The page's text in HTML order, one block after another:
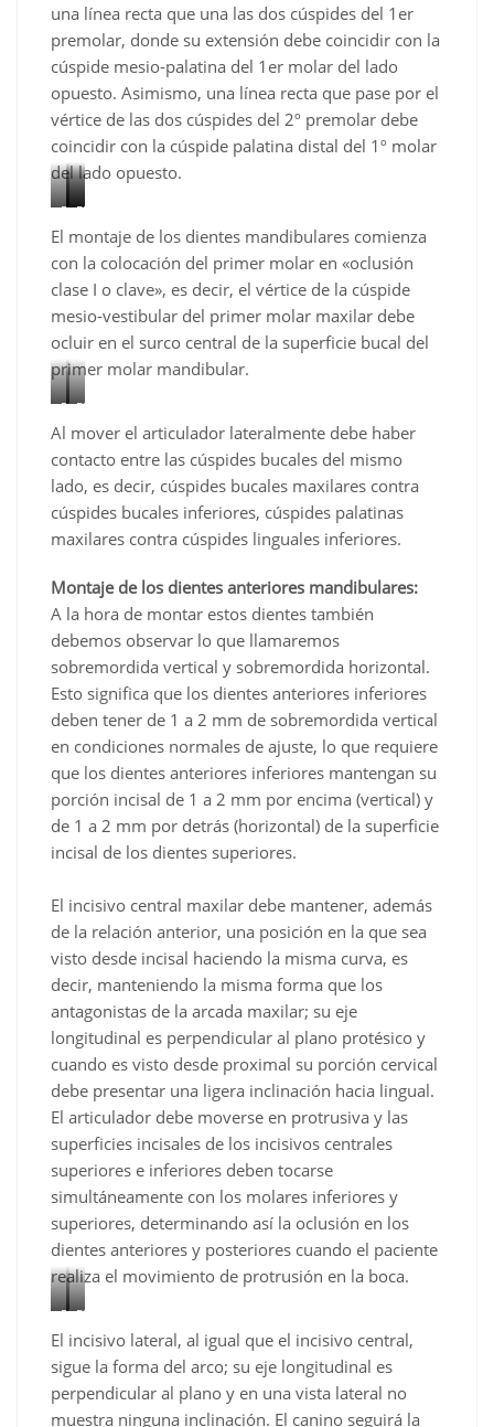
una línea recta que una las dos cúspides del 1er
premolar, donde su extensión debe coincidir con la
cúspide mesio-palatina del 1er molar del lado
opuesto. Asimismo, una línea recta que pase por el
vértice de las dos cúspides del 2º premolar debe
coincidir con la cúspide palatina distal del 1º molar
del lado opuesto.
Figura
10
–
Alineación
las
de
los
premolares.
Figura
11
–
Montaje
de
de
la
arcada
opuesta
siguiendo
mismas
pautas.
Figura
12
–
Coincidencia
de
de
las
crestas
marginales
distales
El montaje de los dientes mandibulares comienza
con la colocación del primer molar en «oclusión
clase I o clave», es decir, el vértice de la cúspide
mesio-vestibular del primer molar maxilar debe
ocluir en el surco central de la superficie bucal del
primer molar mandibular.
Figura
13
–
Primer
molar
clave».
Figura
14
–
1er
molar
en
oclusal.
Al mover el articulador lateralmente debe haber
contacto entre las cúspides bucales del mismo
lado, es decir, cúspides bucales maxilares contra
cúspides bucales inferiores, cúspides palatinas
maxilares contra cúspides linguales inferiores.
Montaje de los dientes anteriores mandibulares:
A la hora de montar estos dientes también
debemos observar lo que llamaremos
sobremordida vertical y sobremordida horizontal.
Esto significa que los dientes anteriores inferiores
deben tener de 1 a 2 mm de sobremordida vertical
en condiciones normales de ajuste, lo que requiere
que los dientes anteriores inferiores mantengan su
porción incisal de 1 a 2 mm por encima (vertical) y
de 1 a 2 mm por detrás (horizontal) de la superficie
incisal de los dientes superiores.
El incisivo central maxilar debe mantener, además
de la relación anterior, una posición en la que sea
visto desde incisal haciendo la misma curva, es
decir, manteniendo la misma forma que los
antagonistas de la arcada maxilar; su eje
longitudinal es perpendicular al plano protésico y
cuando es visto desde proximal su porción cervical
debe presentar una ligera inclinación hacia lingual.
El articulador debe moverse en protrusiva y las
superficies incisales de los incisivos centrales
superiores e inferiores deben tocarse
simultáneamente con los molares inferiores y
superiores, determinando así la oclusión en los
dientes anteriores y posteriores cuando el paciente
realiza el movimiento de protrusión en la boca.
Figura
15
–
Movimiento
Figura
16
–
Movimiento
El incisivo lateral, al igual que el incisivo central,
sigue la forma del arco; su eje longitudinal es
perpendicular al plano y en una vista lateral no
muestra ninguna inclinación. El canino seguirá la